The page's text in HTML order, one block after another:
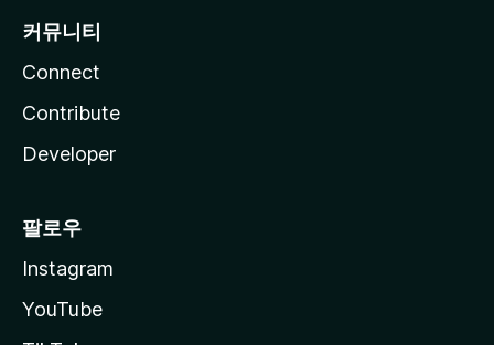
커뮤니티
Connect
Contribute
Developer
팔로우
Instagram
YouTube